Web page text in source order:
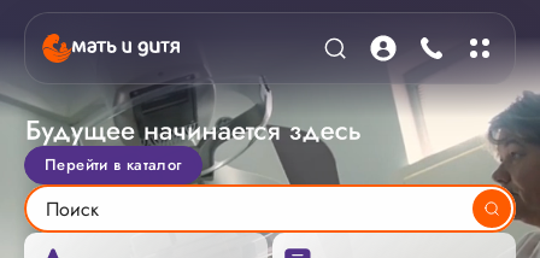
Перейти в каталог